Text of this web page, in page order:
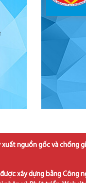
nguồn gốc và chống
xây dựng bằng Công